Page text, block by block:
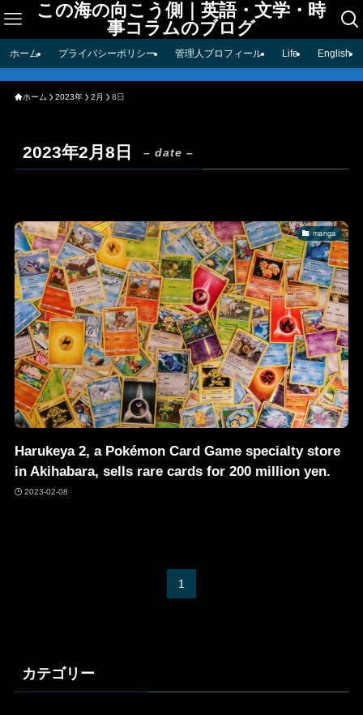
この海の向こう側｜英語・文学・時
事コラムのブログ
ホーム プライバシーポリシー 管理人プロフィール Life English
ホーム 2023年 2月 8日
2023年2月8日 – date –
manga
Harukeya 2, a Pokémon Card Game specialty store
in Akihabara, sells rare cards for 200 million yen.
2023-02-08
1
カテゴリー